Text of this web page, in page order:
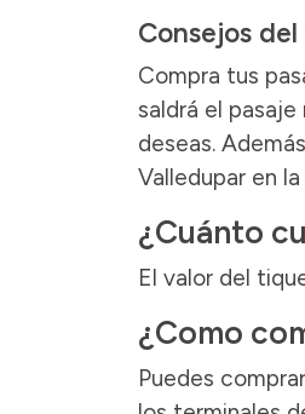
Consejos
Compra tus
saldrá el
deseas.
Valledupar en
¿Cuánto
El valor del
¿Como
Puedes